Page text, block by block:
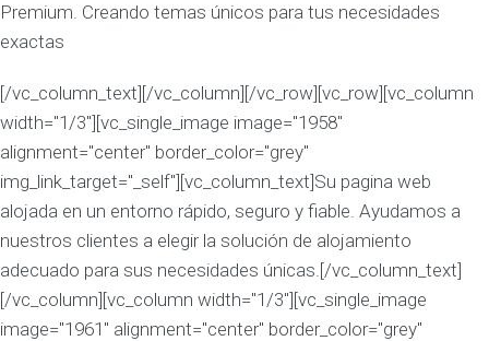
Premium. Creando temas únicos para tus necesidades
exactas
[/vc_column_text][/vc_column][/vc_row][vc_row][vc_column
width="1/3"][vc_single_image image="1958"
alignment="center" border_color="grey"
img_link_target="_self"][vc_column_text]Su pagina web
alojada en un entorno rápido, seguro y fiable. Ayudamos a
nuestros clientes a elegir la solución de alojamiento
adecuado para sus necesidades únicas.[/vc_column_text]
[/vc_column][vc_column width="1/3"][vc_single_image
image="1961" alignment="center" border_color="grey"